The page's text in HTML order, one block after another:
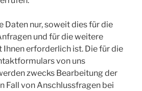
Daten nur, soweit dies für die
und für die weitere
Ihnen erforderlich ist. Die für die
von uns
zwecks Bearbeitung der
Fall von Anschlussfragen bei